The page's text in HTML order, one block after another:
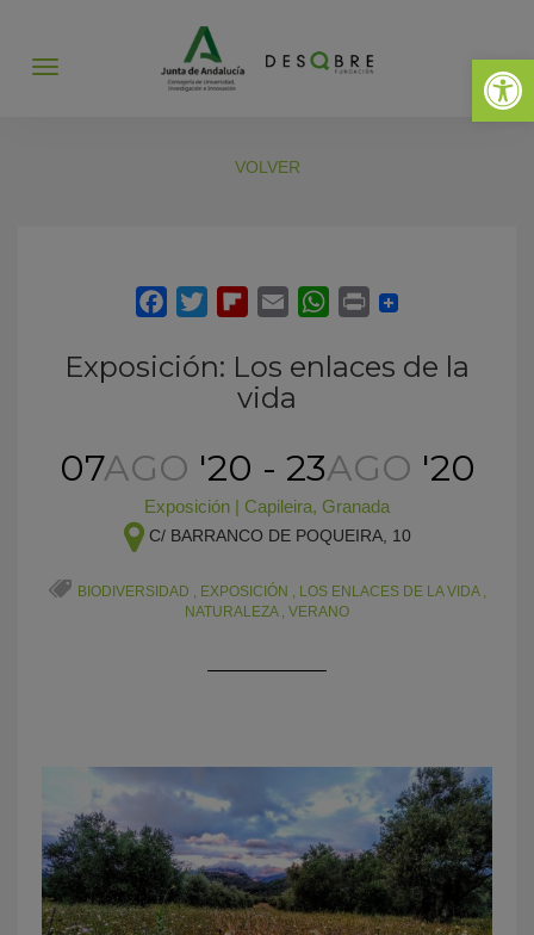
Abrir
Abrir
VOLVER
Exposición: Los enlaces de la
vida
07AGO '20 - 23AGO '20
Exposición | Capileira, Granada
C/ BARRANCO DE POQUEIRA, 10
BIODIVERSIDAD , EXPOSICIÓN , LOS ENLACES DE LA VIDA,
NATURALEZA, VERANO